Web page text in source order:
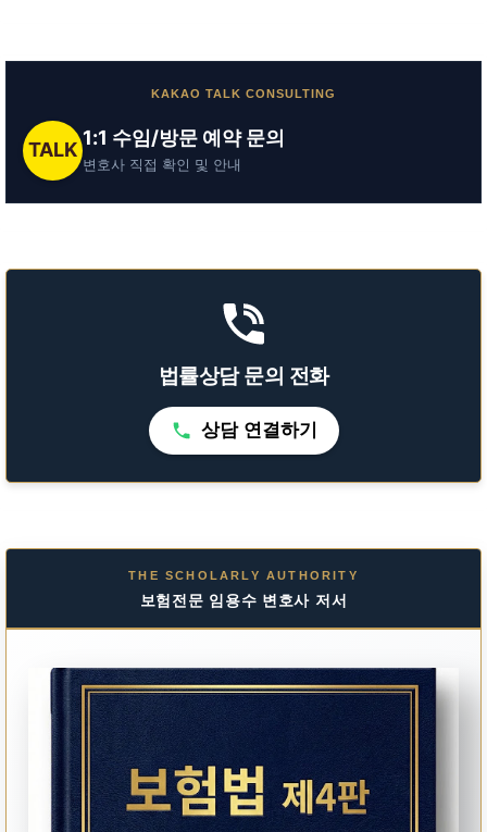
KAKAO TALK CONSULTING
TALK
1:1 수임/방문 예약 문의
변호사 직접 확인 및 안내
법률상담 문의 전화
상담 연결하기
THE SCHOLARLY AUTHORITY
보험전문 임용수 변호사 저서